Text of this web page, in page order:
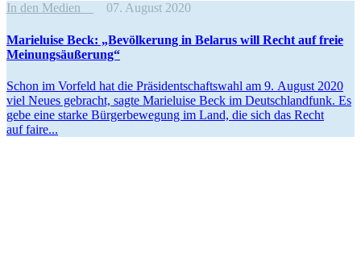
In den Medien 07. August 2020
Marie­luise Beck: „Bevöl­kerung in Belarus will Recht auf freie
Meinungsäußerung“
Schon im Vorfeld hat die Präsi­dent­schaftswahl am 9. August 2020
viel Neues gebracht, sagte Marie­luise Beck im Deutsch­landfunk. Es
gebe eine starke Bürger­be­wegung im Land, die sich das Recht
auf faire...